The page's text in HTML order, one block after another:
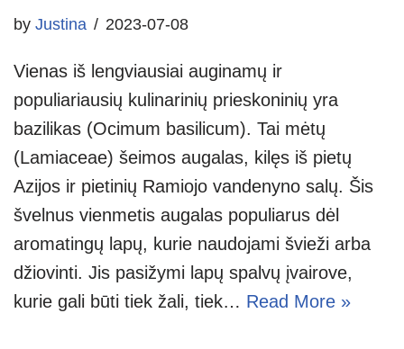
by Justina 2023-07-08
Vienas iš lengviausiai auginamų ir
populiariausių kulinarinių prieskoninių yra
bazilikas (Ocimum basilicum). Tai mėtų
(Lamiaceae) šeimos augalas, kilęs iš pietų
Azijos ir pietinių Ramiojo vandenyno salų. Šis
švelnus vienmetis augalas populiarus dėl
aromatingų lapų, kurie naudojami švieži arba
džiovinti. Jis pasižymi lapų spalvų įvairove,
kurie gali būti tiek žali, tiek… Read More »